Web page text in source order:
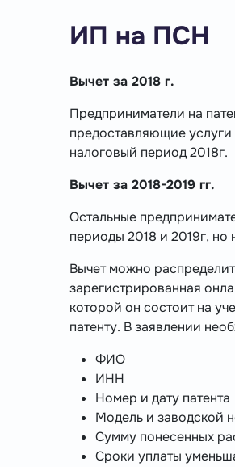
ИП на ПСН
Вычет за 2018 г.
Предприниматели на
предоставляющие
налоговый период 2018г.
Вычет за 2018-2019 гг.
Остальные
периоды 2018 и 2019г,
Вычет можно
зарегистрированная
которой он состоит на
патенту. В заявлении
ФИО
ИНН
Номер и дату патента
Модель и заводской
Сумму понесенных
Сроки уплаты